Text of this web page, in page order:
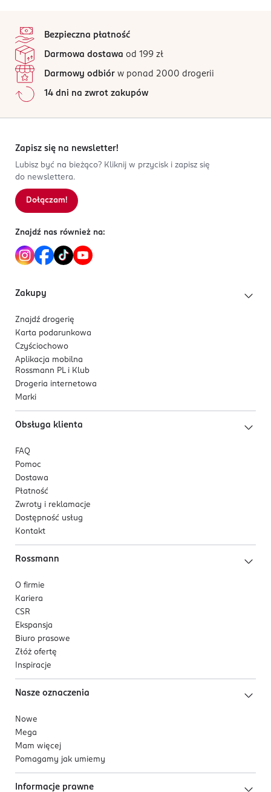
Nuta serca:
Nuta bazy:
OSTRZEŻENIA DOTYCZĄCE BEZPIECZEŃSTWA
Produkt do użytku zewnętrznego. Działa drażniąco na
oczy. Łatwopalna ciecz.
OSOBA/PODMIOT ODPOWIEDZIALNY
L.N.C
customerservice@pmarly.com
2123523222
Kod EAN
Jak działają opinie?
Bezpieczna płatność
Darmowa dostawa od 199 zł
Darmowy odbiór w ponad 2000 drogerii
14 dni na zwrot zakupów
Zapisz się na newsletter!
Lubisz być na bieżąco? Kliknij w przycisk i zapisz się
do newslettera.
Dołączam!
Znajdź nas również na:
Zakupy
Znajdź drogerię
Karta podarunkowa
Czyściochowo
Aplikacja mobilna
Rossmann PL i Klub
Drogeria internetowa
Marki
Obsługa klienta
FAQ
Pomoc
Dostawa
Płatność
Zwroty i reklamacje
Dostępność usług
Kontakt
Rossmann
O firmie
Kariera
CSR
Ekspansja
Biuro prasowe
Złóż ofertę
Inspiracje
Nasze oznaczenia
Nowe
Mega
Mam więcej
Pomagamy jak umiemy
Informacje prawne